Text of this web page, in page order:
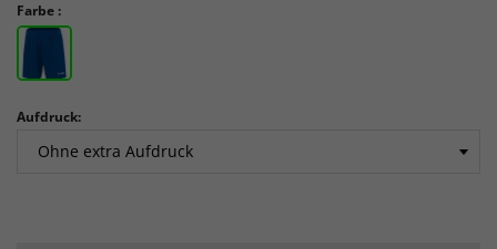
Farbe :
Aufdruck: